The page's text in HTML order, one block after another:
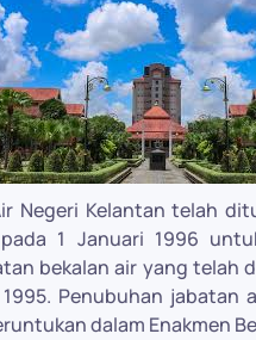
Negeri Kelantan telah
1 Januari 1996
bekalan air yang telah
Penubuhan jabatan
dalam Enakmen